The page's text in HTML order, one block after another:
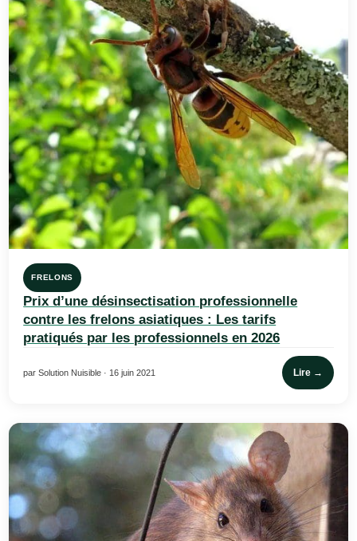
FRELONS
Prix d’une désinsectisation professionnelle
contre les frelons asiatiques : Les tarifs
pratiqués par les professionnels en 2026
par Solution Nuisible · 16 juin 2021 Lire →